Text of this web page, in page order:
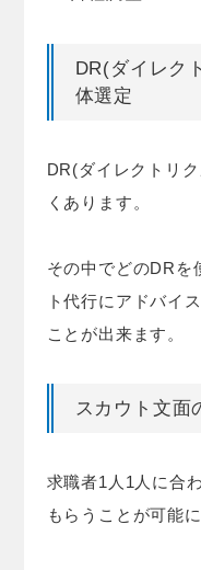
DR(ダイレク
体選定
DR(ダイレクトリ
くあります。
その中でどのDRを
ト代行にアドバイ
ことが出来ます。
スカウト文面
求職者1人1人に合
もらうことが可能